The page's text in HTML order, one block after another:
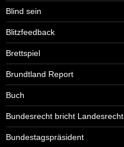
Blind sein
Blitzfeedback
Brettspiel
Brundtland Report
Buch
Bundesrecht bricht Landesrecht
Bundestagspräsident